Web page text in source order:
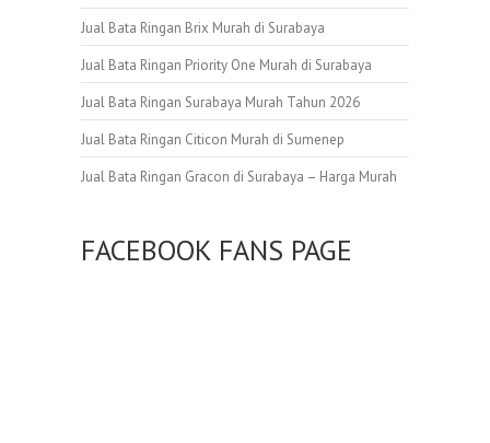
Jual Bata Ringan Brix Murah di Surabaya
Jual Bata Ringan Priority One Murah di Surabaya
Jual Bata Ringan Surabaya Murah Tahun 2026
Jual Bata Ringan Citicon Murah di Sumenep
Jual Bata Ringan Gracon di Surabaya – Harga Murah
FACEBOOK FANS PAGE